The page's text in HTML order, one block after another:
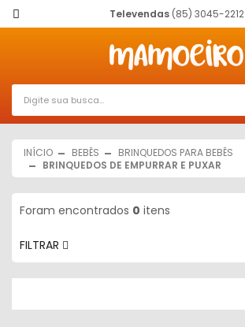
Televendas(85) 3045-2212
INÍCIO BEBÊS
BRINQUEDOS PARA BEBÊS
BRINQUEDOS DE EMPURRAR E PUXAR
Foram encontrados 0 itens
FILTRAR